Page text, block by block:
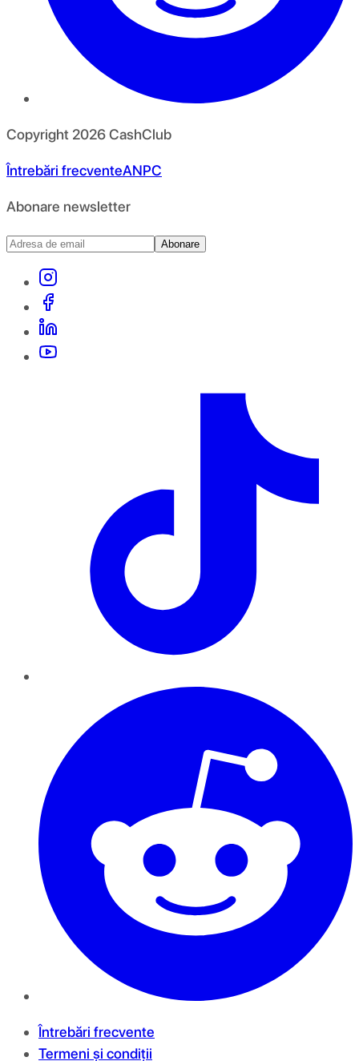
Copyright 2026CashClub
Întrebări frecventeANPC
Abonare newsletter
Abonare
Întrebări frecvente
Termeni și condiții